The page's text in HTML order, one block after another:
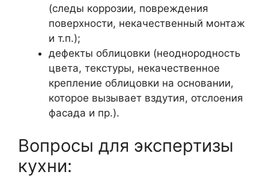
(следы коррозии, повреждения
поверхности, некачественный монтаж
и т.п.);
дефекты облицовки (неоднородность
цвета, текстуры, некачественное
крепление облицовки на основании,
которое вызывает вздутия, отслоения
фасада и пр.).
Вопросы для экспертизы
кухни: